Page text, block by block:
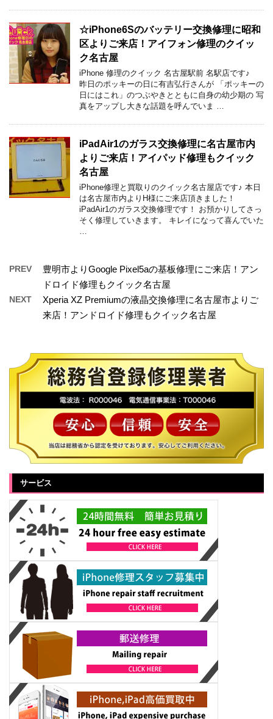
☆iPhone6Sのバッテリー交換修理に昭和
区よりご来店！アイフォン修理のクイッ
ク名古屋
iPhone 修理のクイック 名古屋駅前 名駅店です♪
昨日のポッキーの日に有吉弘行さんが 「ポッキーの
日にはこれ」のつぶやきとともに自身の幼少期の 写
真をアップし大きな話題を呼んでいま …
iPadAir1のガラス交換修理に名古屋市内
よりご来店！アイパッド修理もクイック
名古屋
iPhone修理と買取りのクイック名古屋店です♪ 本日
は名古屋市内よりH様にご来店頂きました！
iPadAir1のガラス交換修理です！ お預かりしてさっ
そく修理していきます。 キレイになって喜んでいた
PREV
豊明市よりGoogle Pixel5aの基板修理にご来店！アン
ドロイド修理もクイック名古屋
NEXT
Xperia XZ Premiumの液晶交換修理に名古屋市よりご
来店！アンドロイド修理もクイック名古屋
サービス